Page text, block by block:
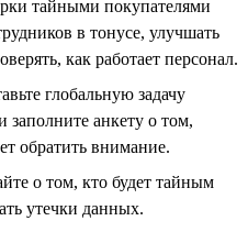
тайными покупателями
в тонусе, улучшать
как работает персонал.
глобальную задачу
анкету о том,
обратить внимание.
о том, кто будет тайным
утечки данных.